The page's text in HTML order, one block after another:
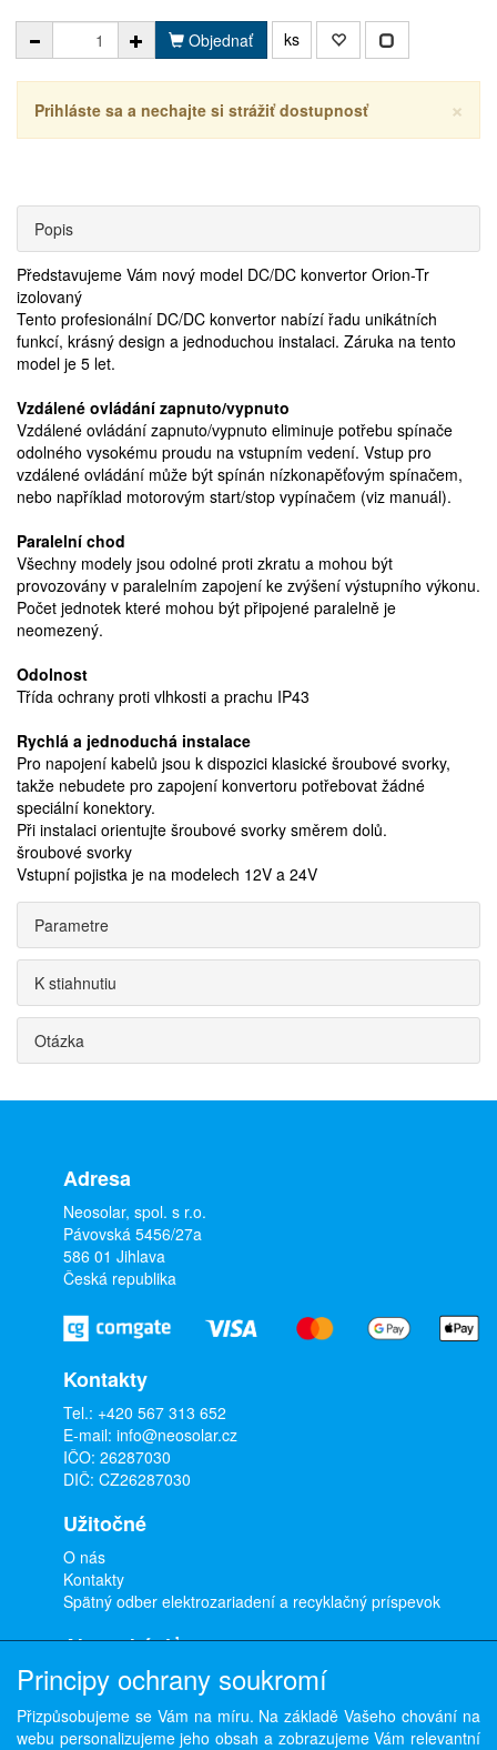
Objednať ks
×
Prihláste sa a nechajte si strážiť dostupnosť
Popis
Představujeme Vám nový model DC/DC konvertor Orion-Tr
izolovaný
Tento profesionální DC/DC konvertor nabízí řadu unikátních
funkcí, krásný design a jednoduchou instalaci. Záruka na tento
model je 5 let.
Vzdálené ovládání zapnuto/vypnuto
Vzdálené ovládání zapnuto/vypnuto eliminuje potřebu spínače
odolného vysokému proudu na vstupním vedení. Vstup pro
vzdálené ovládání může být spínán nízkonapěťovým spínačem,
nebo například motorovým start/stop vypínačem (viz manuál).
Paralelní chod
Všechny modely jsou odolné proti zkratu a mohou být
provozovány v paralelním zapojení ke zvýšení výstupního výkonu.
Počet jednotek které mohou být připojené paralelně je
neomezený.
Odolnost
Třída ochrany proti vlhkosti a prachu IP43
Rychlá a jednoduchá instalace
Pro napojení kabelů jsou k dispozici klasické šroubové svorky,
takže nebudete pro zapojení konvertoru potřebovat žádné
speciální konektory.
Při instalaci orientujte šroubové svorky směrem dolů.
šroubové svorky
Vstupní pojistka je na modelech 12V a 24V
Parametre
K stiahnutiu
Otázka
Adresa
Neosolar, spol. s r.o.
Pávovská 5456/27a
586 01 Jihlava
Česká republika
Kontakty
Tel.: +420 567 313 652
E-mail: info@neosolar.cz
IČO: 26287030
DIČ: CZ26287030
Užitočné
O nás
Kontakty
Spätný odber elektrozariadení a recyklačný príspevok
Ako nakúpiť
Doprava a platba
Obchodné podmienky
Ochrana osobných údajov
Odstúpenie od zmluvy
Principy ochrany soukromí
Přizpůsobujeme se Vám na míru. Na základě Vašeho chování na
webu personalizujeme jeho obsah a zobrazujeme Vám relevantní